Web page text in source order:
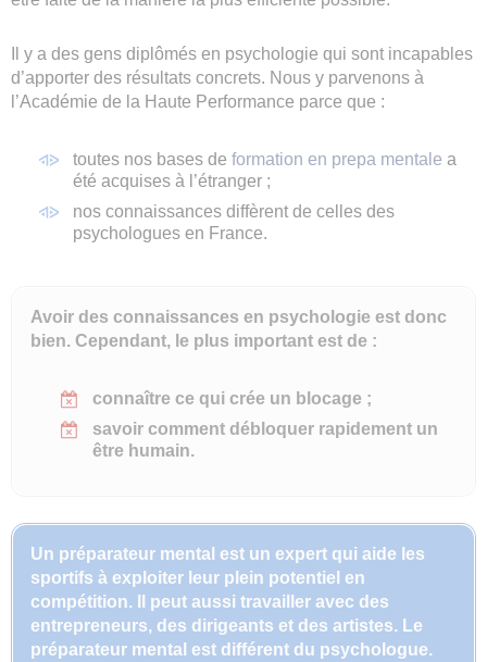
Il y a des gens diplômés en psychologie qui sont incapables
d’apporter des résultats concrets. Nous y parvenons à
l’Académie de la Haute Performance parce que :
toutes nos bases de formation en prepa mentale a
été acquises à l’étranger ;
nos connaissances diffèrent de celles des
psychologues en France.
Avoir des connaissances en psychologie est donc
bien. Cependant, le plus important est de :
connaître ce qui crée un blocage ;
savoir comment débloquer rapidement un
être humain.
Un préparateur mental est un expert qui aide les
sportifs à exploiter leur plein potentiel en
compétition. Il peut aussi travailler avec des
entrepreneurs, des dirigeants et des artistes. Le
préparateur mental est différent du psychologue.